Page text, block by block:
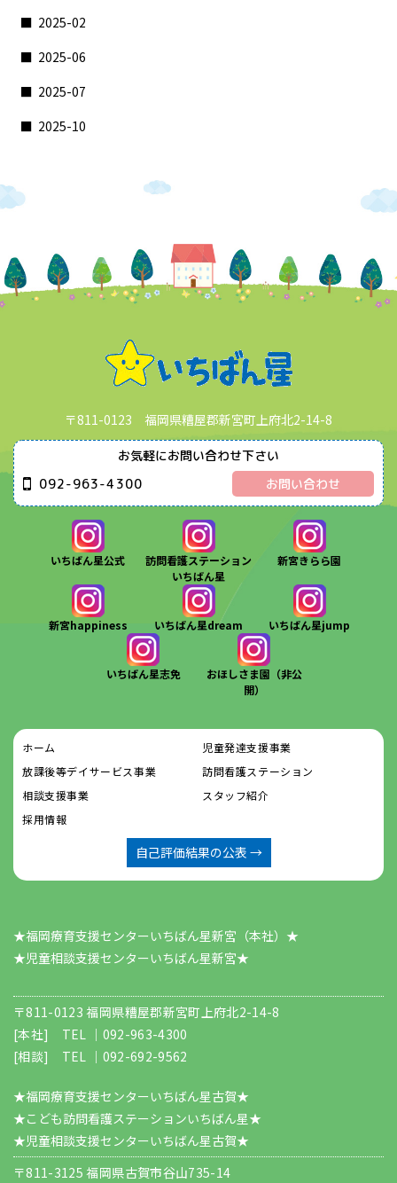
2025-02
2025-06
2025-07
2025-10
〒811-0123 福岡県糟屋郡新宮町上府北2-14-8
お気軽にお問い合わせ下さい
092-963-4300
お問い合わせ
いちばん星公式
訪問看護ステーション
いちばん星
新宮きらら園
新宮happiness いちばん星dream いちばん星jump
いちばん星志免
おほしさま園（非公
開）
ホーム
児童発達支援事業
放課後等デイサービス事業
訪問看護ステーション
相談支援事業
スタッフ紹介
採用情報
自己評価結果の公表 →
★福岡療育支援センターいちばん星新宮（本社）★
​​​​​​​★児童相談支援センターいちばん星新宮★
〒811-0123 福岡県糟屋郡新宮町上府北2-14-8
[本社] TEL ｜ 092-963-4300
[相談] TEL ｜ 092-692-9562
★福岡療育支援センターいちばん星古賀★
★こども訪問看護ステーションいちばん星★
★児童相談支援センターいちばん星古賀★
〒811-3125 福岡県古賀市谷山735-14